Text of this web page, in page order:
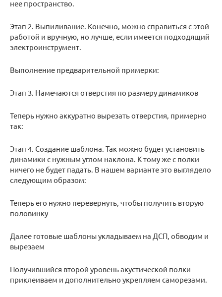
нее пространство.
Этап 2. Выпиливание. Конечно, можно справиться с этой
работой и вручную, но лучше, если имеется подходящий
электроинструмент.
Выполнение предварительной примерки:
Этап 3. Намечаются отверстия по размеру динамиков
Теперь нужно аккуратно вырезать отверстия, примерно
так:
Этап 4. Создание шаблона. Так можно будет установить
динамики с нужным углом наклона. К тому же с полки
ничего не будет падать. В нашем варианте это выглядело
следующим образом:
Теперь его нужно перевернуть, чтобы получить вторую
половинку
Далее готовые шаблоны укладываем на ДСП, обводим и
вырезаем
Получившийся второй уровень акустической полки
приклеиваем и дополнительно укрепляем саморезами.